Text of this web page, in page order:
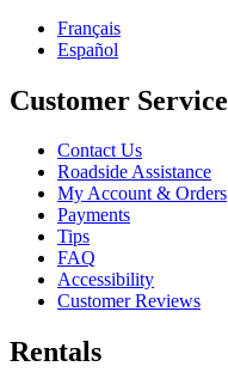
Français
Español
Customer Service
Contact Us
Roadside Assistance
My Account & Orders
Payments
Tips
FAQ
Accessibility
Customer Reviews
Rentals